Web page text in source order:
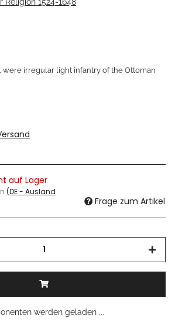
Religion 1524-1648
were irregular light infantry of the Ottoman
auf Lager
(DE - Ausland
Frage zum Artikel
werden geladen ...